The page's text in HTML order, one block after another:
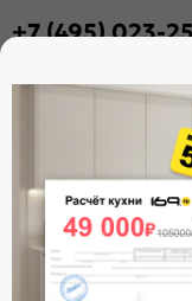
+7 (495) 023-
Стать дилером
Расскажите о нас
Оцените магазин